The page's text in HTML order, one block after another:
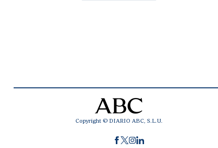
Copyright © DIARIO ABC, S.L.U.